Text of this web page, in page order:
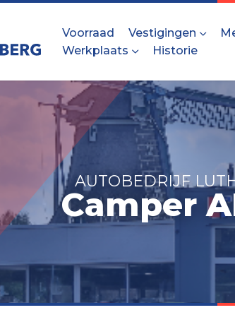
Voorraad Vestigingen
Werkplaats
Historie
AUTOBEDRIJF
Camper